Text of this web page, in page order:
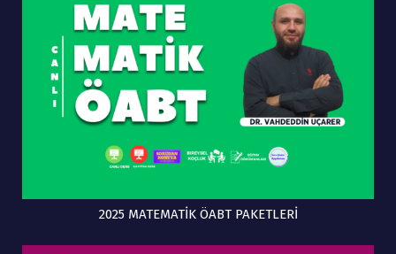
2025 MATEMATİK ÖABT PAKETLERİ